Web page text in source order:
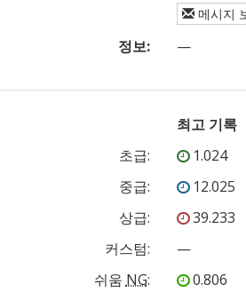
메시지
정보: —
최고 기록
초급: 1.024
중급: 12.025
상급: 39.233
커스텀: —
쉬움 NG: 0.806